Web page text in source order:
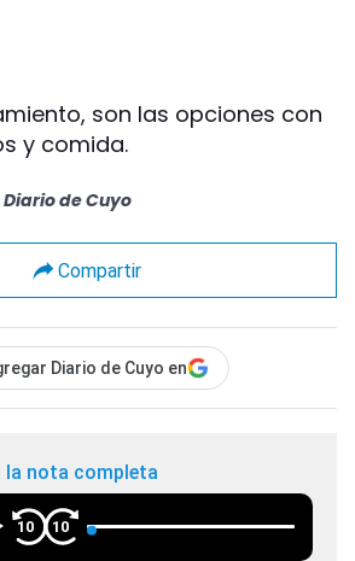
son las opciones con
y comida.
de Cuyo
Compartir
Diario de Cuyo en
la nota completa
10 10